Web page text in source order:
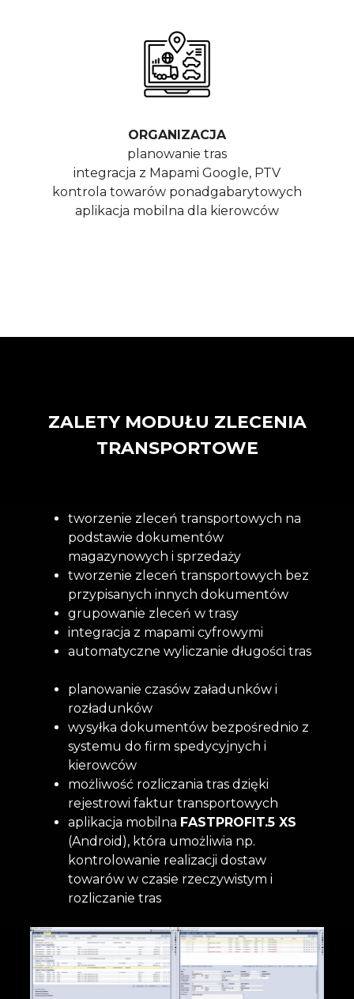
ORGANIZACJA
planowanie tras
integracja z Mapami Google, PTV
kontrola towarów ponadgabarytowych
aplikacja mobilna dla kierowców
ZALETY MODUŁU ZLECENIA
TRANSPORTOWE
tworzenie zleceń transportowych na
podstawie dokumentów
magazynowych i sprzedaży
tworzenie zleceń transportowych bez
przypisanych innych dokumentów
grupowanie zleceń w trasy
integracja z mapami cyfrowymi
automatyczne wyliczanie długości tras
planowanie czasów załadunków i
rozładunków
wysyłka dokumentów bezpośrednio z
systemu do firm spedycyjnych i
kierowców
możliwość rozliczania tras dzięki
rejestrowi faktur transportowych
aplikacja mobilna FASTPROFIT.5 XS
(Android), która umożliwia np.
kontrolowanie realizacji dostaw
towarów w czasie rzeczywistym i
rozliczanie tras